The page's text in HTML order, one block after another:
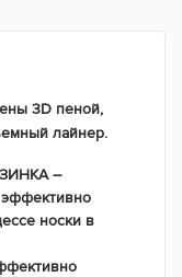
3D пеной,
лайнер.
–
носки в